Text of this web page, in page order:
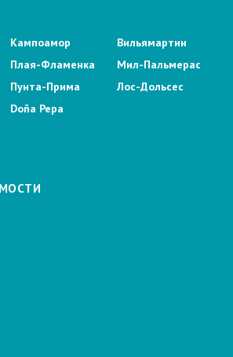
Кампоамор
Плая-Фламенка
Пунта-Прима
Doña Pepa
Вильямартин
Мил-Пальмерас
Лос-Дольсес